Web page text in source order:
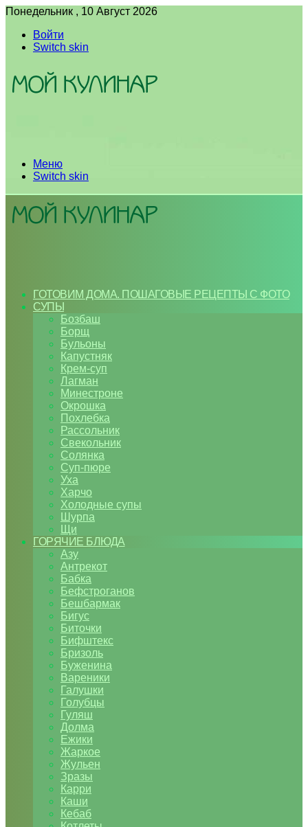
Понедельник , 10 Август 2026
Войти
Switch skin
Меню
Switch skin
ГОТОВИМ ДОМА. ПОШАГОВЫЕ РЕЦЕПТЫ С ФОТО
СУПЫ
Бозбаш
Борщ
Бульоны
Капустняк
Крем-суп
Лагман
Минестроне
Окрошка
Похлебка
Рассольник
Свекольник
Солянка
Суп-пюре
Уха
Харчо
Холодные супы
Шурпа
Щи
ГОРЯЧИЕ БЛЮДА
Азу
Антрекот
Бабка
Бефстроганов
Бешбармак
Бигус
Биточки
Бифштекс
Бризоль
Буженина
Вареники
Галушки
Голубцы
Гуляш
Долма
Ежики
Жаркое
Жульен
Зразы
Карри
Каши
Кебаб